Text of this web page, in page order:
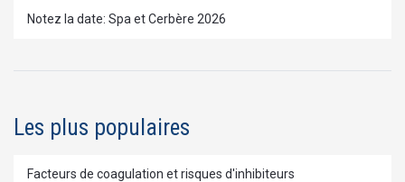
Notez la date: Spa et Cerbère 2026
Les plus populaires
Facteurs de coagulation et risques d'inhibiteurs